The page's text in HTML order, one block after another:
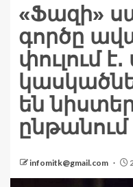
«Ֆազի»
գործը
փուլում
են
ընթանում
infomitk@gmail.com